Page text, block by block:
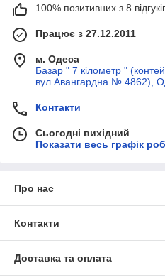
Недорогі чоловічі
бавовна
Головною перевагою
сімейних трусів є 100% бавовна
Це робить дане нижня білизна
гіпоалергенним;
повітропроникним;
приємним на дотик;
максимально простою у
Можливий дрібний, середній,
сімейні INDENA в нашому
100% позитивних з 8
Працює з 27.12.2011
м. Одеса
Базар " 7 кілометр "
вул.Авангардна № 4862),
Контакти
Сьогодні вихідний
Показати весь графік
Про нас
Контакти
Доставка та оплата